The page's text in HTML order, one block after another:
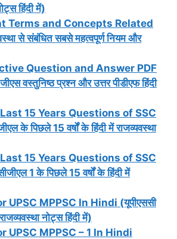
हिंदी में)
Terms and Concepts Related
से संबंधित सबसे महत्वपूर्ण नियम और
Question and Answer PDF
वस्तुनिष्ठ प्रश्न और उत्तर पीडीएफ हिंदी
15 Years Questions of SSC
के पिछले 15 वर्षों के हिंदी में राजव्यवस्था
15 Years Questions of SSC
1 के पिछले 15 वर्षों के हिंदी में
UPSC MPPSC In Hindi (यूपीएससी
नोट्स हिंदी में)
UPSC MPPSC – 1 In Hindi